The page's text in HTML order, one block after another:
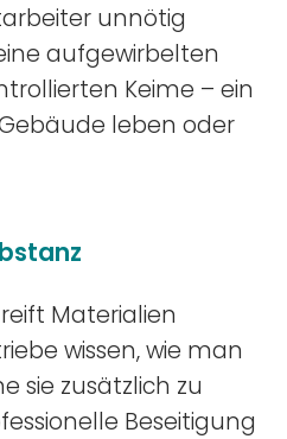
unnötig
aufgewirbelten
Keime – ein
leben oder
Materialien
wissen, wie man
sie zusätzlich zu
Beseitigung